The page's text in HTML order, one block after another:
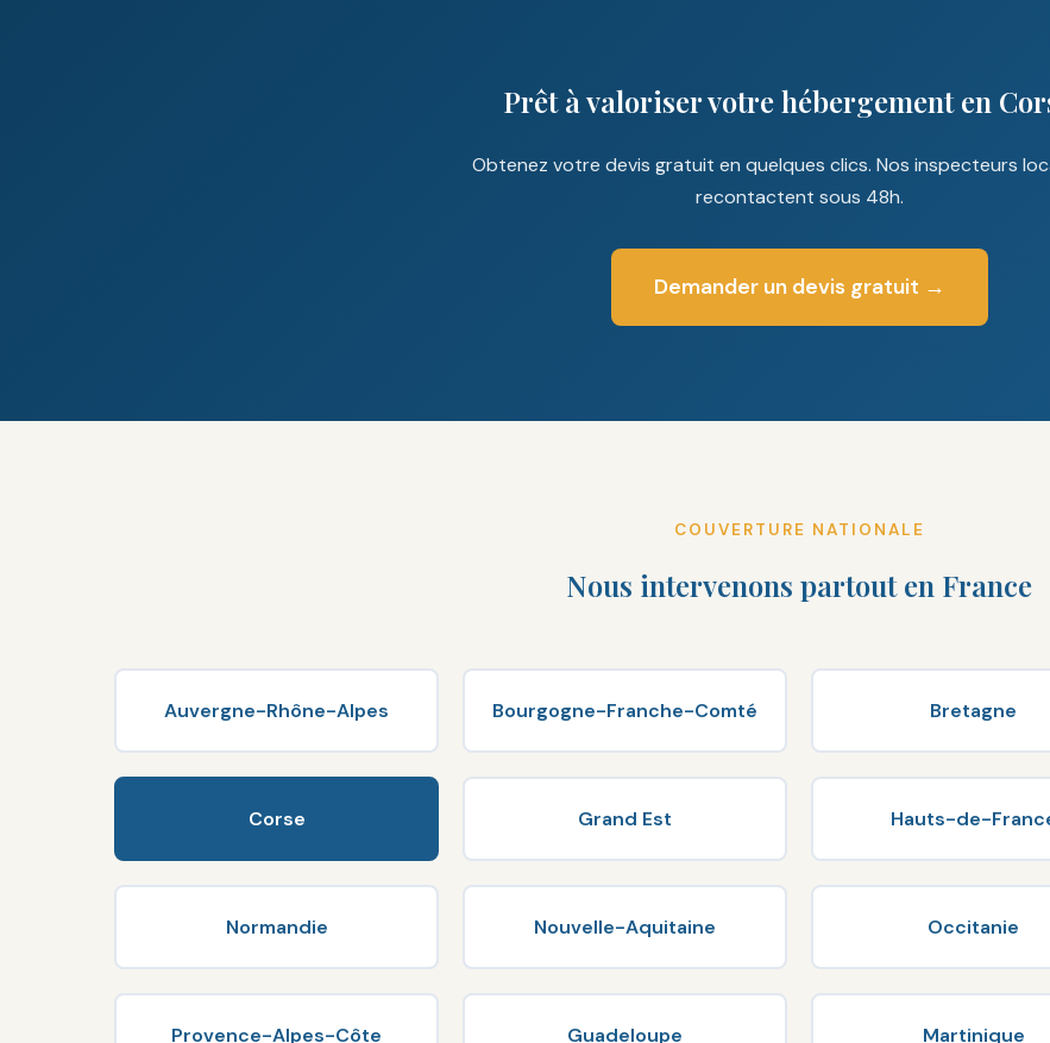
Prêt à valoriser votre hébergement en
Obtenez votre devis gratuit en quelques clics. Nos inspecteurs
recontactent sous 48h.
Demander un devis gratuit →
COUVERTURE NATIONALE
Nous intervenons partout en France
Auvergne-Rhône-Alpes Bourgogne-Franche-Comté Bretagne
Corse Grand Est Hauts-de-
Normandie Nouvelle-Aquitaine Occitanie
Provence-Alpes-Côte Guadeloupe Martinique